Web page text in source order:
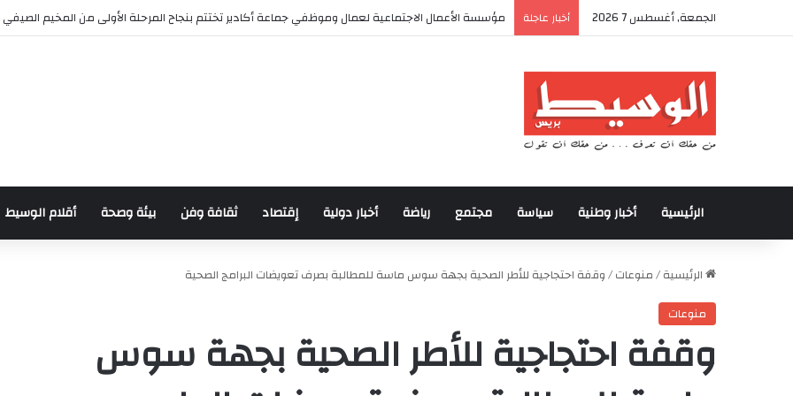
الجمعة, أغسطس 7 2026 أخبار عاجلة مؤسسة الأعمال الاجتماعية لعمال وموظفي جماعة أكادير تختتم بنجاح المرحلة الأولى من المخيم الصيفي
الرئيسية أخبار وطنية سياسة مجتمع رياضة أخبار دولية إقتصاد ثقافة وفن بيئة وصحة أقلام الوسيط
الرئيسية/منوعات/وقفة احتجاجية للأطر الصحية بجهة سوس ماسة للمطالبة بصرف تعويضات البرامج الصحية
منوعات
وقفة احتجاجية للأطر الصحية بجهة سوس